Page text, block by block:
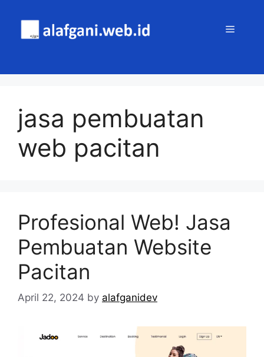
content
MENU
jasa pembuatan
web pacitan
Profesional Web! Jasa
Pembuatan Website
Pacitan
April 22, 2024 by alafganidev